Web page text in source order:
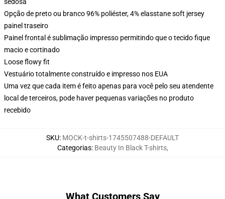
Opção de preto ou branco 96% poliéster, 4% elasstane soft jersey
painel traseiro
Painel frontal é sublimação impresso permitindo que o tecido fique
macio e cortinado
Loose flowy fit
Vestuário totalmente construído e impresso nos EUA
Uma vez que cada item é feito apenas para você pelo seu atendente
local de terceiros, pode haver pequenas variações no produto
recebido
SKU: MOCK-t-shirts-1745507488-DEFAULT
Categorias: Beauty In Black T-shirts,
What Customers Say